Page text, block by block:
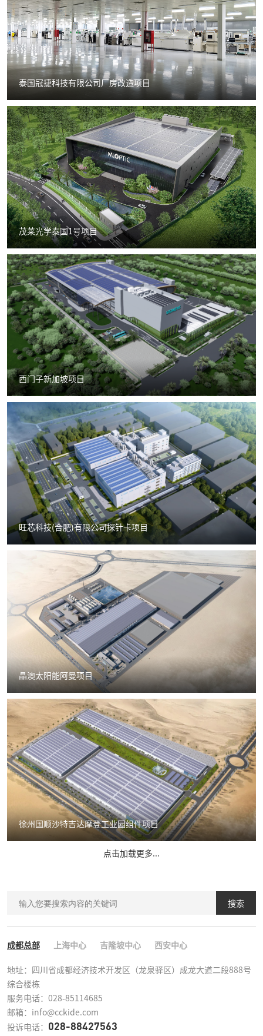
泰国冠捷科技有限公司厂房改造项目
茂莱光学泰国1号项目
西门子新加坡项目
旺芯科技(合肥)有限公司探针卡项目
晶澳太阳能阿曼项目
徐州国顺沙特吉达摩登工业园组件项目
点击加载更多...
搜索
成都总部 上海中心 吉隆坡中心 西安中心
地址：四川省成都经济技术开发区（龙泉驿区）成龙大道二段888号
综合楼栋
服务电话：028-85114685
邮箱：info@cckide.com
投诉电话： 028-88427563